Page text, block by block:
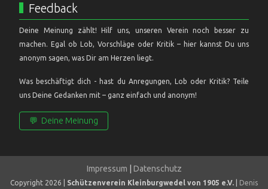
Feedback
Deine Meinung zählt! Hilf uns, unseren Verein noch besser zu
machen. Egal ob Lob, Vorschläge oder Kritik – hier kannst Du uns
anonym sagen, was Dir am Herzen liegt.
Was beschäftigt dich - hast du Anregungen, Lob oder Kritik? Teile
uns Deine Gedanken mit – ganz einfach und anonym!
💬 Deine Meinung
Impressum Datenschutz
Copyright 2026 | Schützenverein Kleinburgwedel von 1905 e.V. Denis